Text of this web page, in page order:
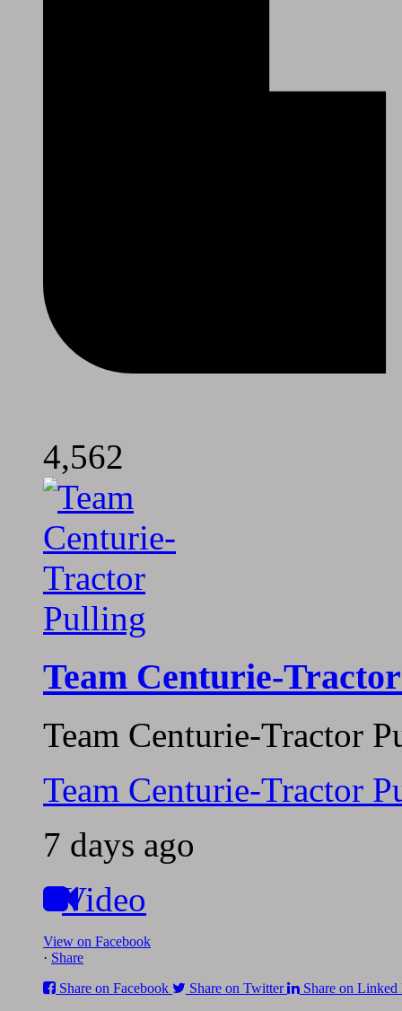
4,562
Team Centurie-
Team Centurie-Tractor
Team Centurie-Tractor
7 days ago
Video
View on Facebook
· Share
Share on Facebook
Share on Twitter Share on Linked